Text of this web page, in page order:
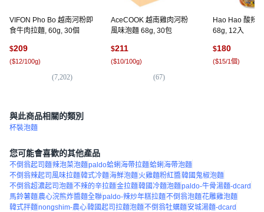
VIFON Pho Bo 越南河粉即
食牛肉拉麵, 60g, 30個
$209
($12/100g)
(7,202)
AceCOOK 越南雞肉河粉
風味泡麵 68g, 30包
$211
($10/100g)
(67)
Hao Hao 酸辣
68g, 12入
$180
($15/1個)
與此商品相關的類別
杯裝泡麵
您可能會喜歡的其他產品
不倒翁起司麵辣泡菜泡麵paldo蛤蜊海帶拉麵蛤蜊海帶泡麵
不倒翁辣起司風味拉麵韓式冷麵海鮮泡麵火雞麵粉紅醬韓國鬼椒泡麵
不倒翁超濃起司泡麵不辣的辛拉麵金拉麵韓國冷麵泡麵paldo-牛骨湯麵-dcard
馬鈴薯麵農心浣熊炸醬麵全聯paldo-辣炒年糕拉麵不倒翁泡麵花雕雞泡麵
韓式拌麵nongshim-農心韓國起司拉麵泡麵不倒翁牡蠣麵安城湯麵-dcard